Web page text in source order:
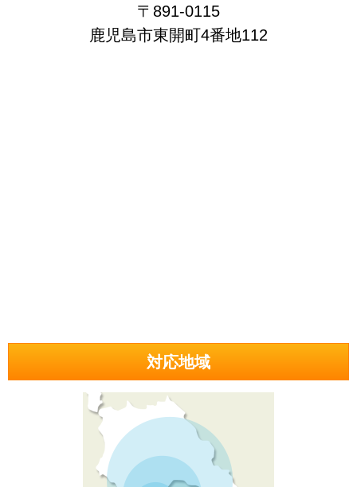
〒891-0115
鹿児島市東開町4番地112
対応地域